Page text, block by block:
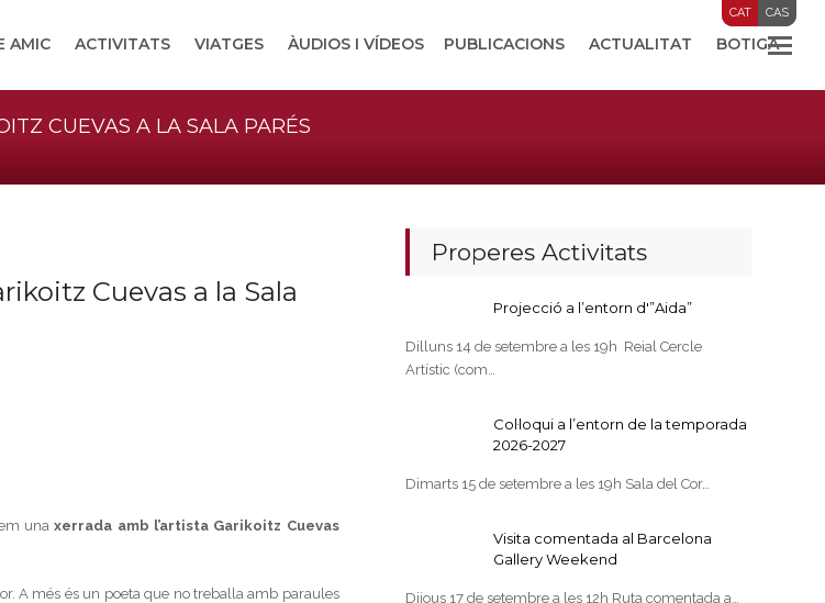
CAT CAS
AMIC ACTIVITATS VIATGES ÀUDIOS I VÍDEOS PUBLICACIONS ACTUALITAT BOTIGA
CUEVAS A LA SALA PARÉS
Cuevas a la Sala
unaxerrada amb l’artista Garikoitz Cuevas
A més és un poeta que no treballa amb paraules
Properes Activitats
Projecció a l’entorn d'”Aida”
Dilluns 14 de setembre a les 19h Reial Cercle
Artístic (com…
Col·loqui a l’entorn de la temporada
2026-2027
Dimarts 15 de setembre a les 19h Sala del Cor…
Visita comentada al Barcelona
Gallery Weekend
Dijous 17 de setembre a les 12h Ruta comentada a…